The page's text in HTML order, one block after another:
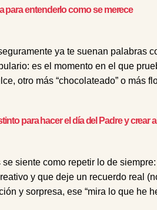
para entenderlo como se merece
ya te suenan palabras
es el momento en el que
otro más “chocolateado” o más
para hacer el día del Padre y crear
siente como repetir lo de
y que deje un recuerdo real
y sorpresa, ese “mira lo que he